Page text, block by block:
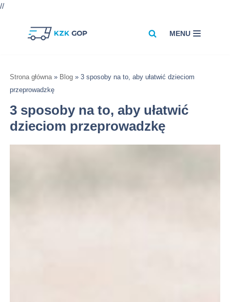
//
Przejdź
MENU
Strona główna » Blog » 3 sposoby na to, aby ułatwić dzieciom
przeprowadzkę
3 sposoby na to, aby ułatwić
dzieciom przeprowadzkę